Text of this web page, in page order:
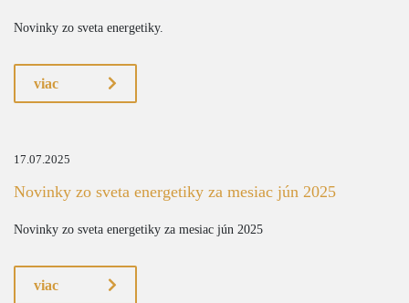
Novinky zo sveta energetiky.
viac
17.07.2025
Novinky zo sveta energetiky za mesiac jún 2025
Novinky zo sveta energetiky za mesiac jún 2025
viac